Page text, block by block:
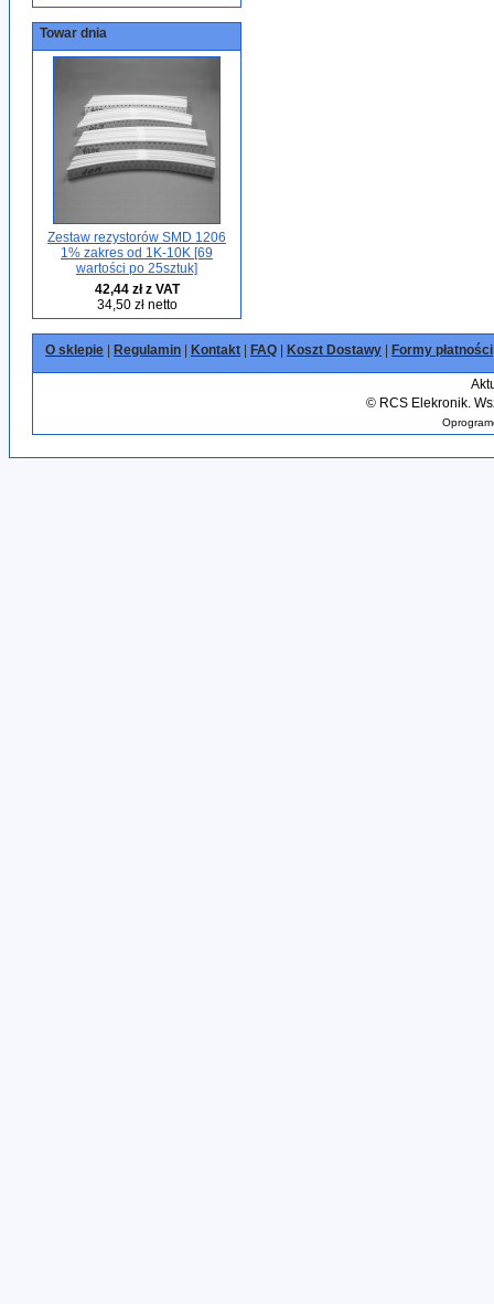
Towar dnia
Zestaw rezystorów SMD 1206
1% zakres od 1K-10K [69
wartości po 25sztuk]
42,44 zł z VAT
34,50 zł netto
O sklepie Regulamin Kontakt FAQ Koszt Dostawy Formy płatności
©RCS Elekronik.